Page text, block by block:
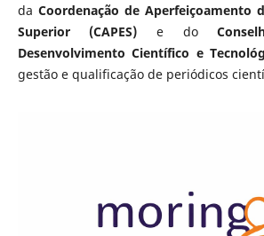
da Coordenação de Aperfeiçoamento
Superior (CAPES) e do
Desenvolvimento Científico e
gestão e qualificação de periódicos